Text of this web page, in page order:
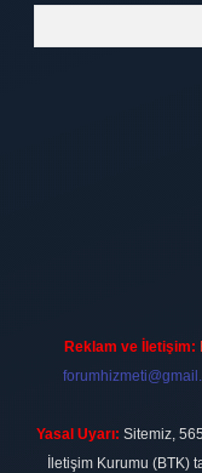
Reklam ve İletişim:
Yasal Uyarı: Sitemiz,
İletişim Kurumu (BTK)